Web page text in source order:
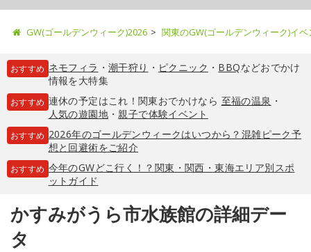
GW(ゴールデンウィーク)2026 関東のGW(ゴールデンウィーク)イ
おすすめ ネモフィラ ・ 潮干狩り ・ ピクニック ・ BBQなどおでかけ
情報を大特集
おすすめ 連休の予定はこれ！関東おでかけなら 至福の温泉 ・
人気の遊園地・親子で体験イベント
おすすめ 2026年のゴールデンウィークはいつから？混雑ピーク予
想と回避術をご紹介
おすすめ 今年のGWどこ行く！？関東・関西・東海エリア別スポ
ットガイド
かすみがうら市水族館の詳細デー
タ